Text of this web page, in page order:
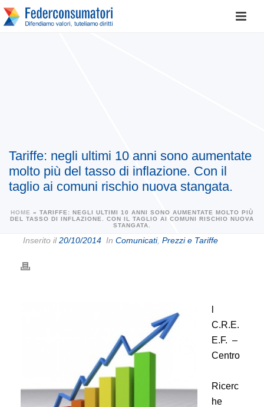
Tariffe: negli ultimi 10 anni sono aumentate
molto più del tasso di inflazione. Con il
taglio ai comuni rischio nuova stangata.
HOME » TARIFFE: NEGLI ULTIMI 10 ANNI SONO AUMENTATE MOLTO PIÙ
DEL TASSO DI INFLAZIONE. CON IL TAGLIO AI COMUNI RISCHIO NUOVA
STANGATA.
Inserito il20/10/2014 In Comunicati, Prezzi e Tariffe
C.R.E.
E.F. –
Centro
Ricerc
he